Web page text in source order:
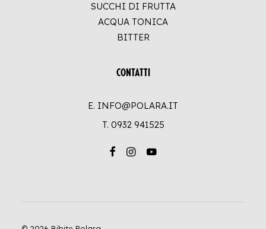
SUCCHI DI FRUTTA
ACQUA TONICA
BITTER
CONTATTI
E. INFO@POLARA.IT
T. 0932 941525